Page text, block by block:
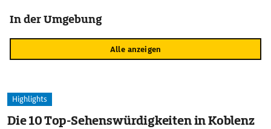
In der Umgebung
Alle anzeigen
Highlights
Die 10 Top-Sehenswürdigkeiten in Koblenz